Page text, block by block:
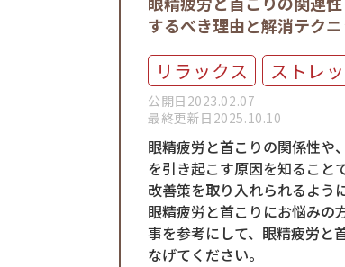
するべき理由と解消テク
リラックス ストレ
公開日2023.02.07
最終更新日2025.10.10
眼精疲労と首こりの関係性や
を引き起こす原因を知ること
改善策を取り入れられるよう
眼精疲労と首こりにお悩みの
事を参考にして、眼精疲労と
なげてください。